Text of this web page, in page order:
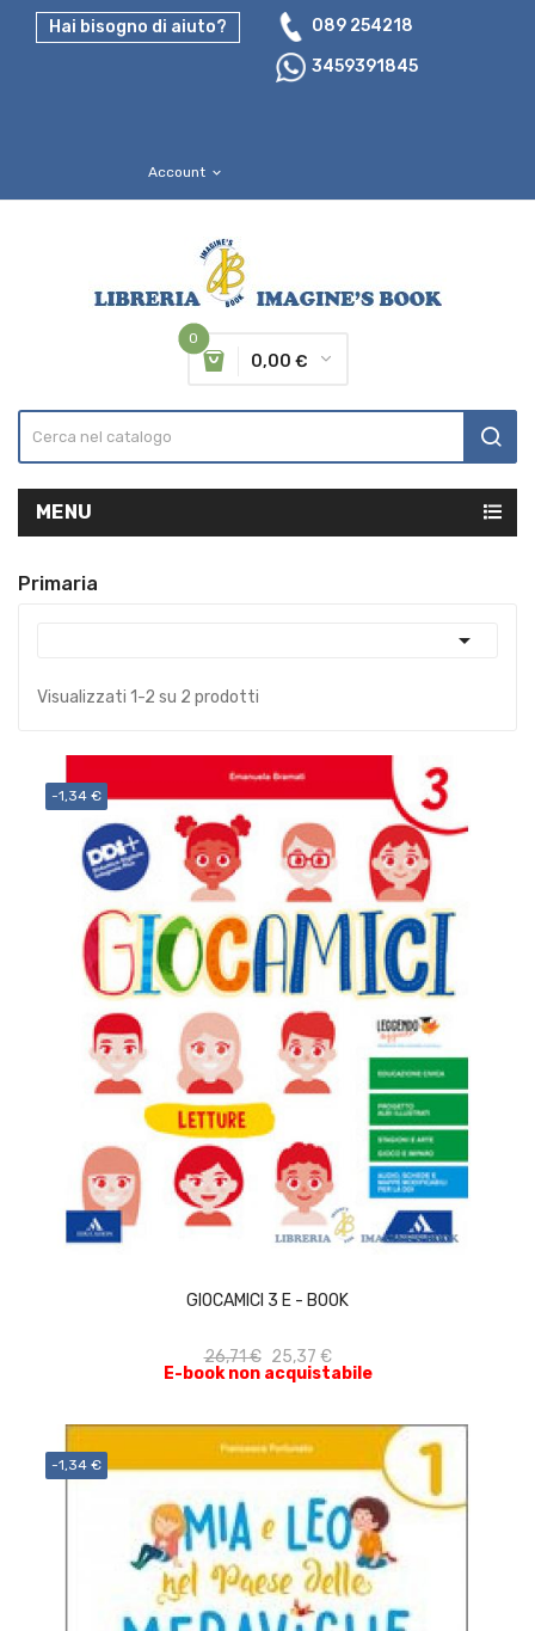
Hai bisogno di aiuto?
089 254218
3459391845
Account expand_more
0
0,00 €
MENU
Primaria

Visualizzati 1-2 su 2 prodotti
-1,34 €
GIOCAMICI 3 E - BOOK
26,71 € 25,37 €
E-book non acquistabile
ACQUISTA
-1,34 €